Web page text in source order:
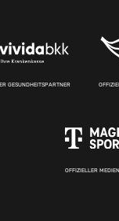
GESUNDHEITSPARTNER
OFFIZIELLER